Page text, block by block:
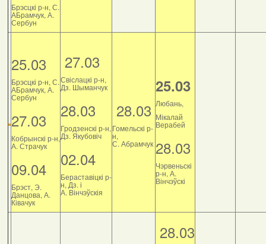
Брэсцкі р-н, С.
АБрамчук, А.
Сербун
25.03
Брэсцкі р-н, С.
АБрамчук, А.
Сербун
27.03
Кобрынскі р-н,
А. Страчук
09.04
Брэст, Э.
Данцова, А.
Ківачук
27.03
Свіслацкі р-н,
Дз. Шыманчук
28.03
Гродзенскі р-н,
Дз. Якубовіч
02.04
Бераставіцкі р-
н, Дз. і
А. Вінчэўскія
28.03
Гомельскі р-
н,
С. Абрамчук
25.03
Любань,
Мікалай
Верабей
28.03
Чэрвеньскі
р-н, А.
Вінчэўскі
28.03